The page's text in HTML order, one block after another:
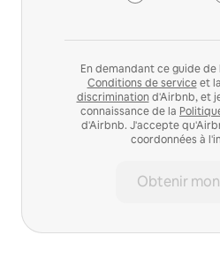
En demandant ce guide
Conditions de serviceet la
discrimination d'Airbnb, et
connaissance de la
d'Airbnb. J'accepte
coordonnées à
Obtenir